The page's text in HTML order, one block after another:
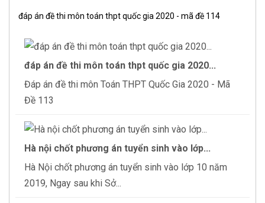
đáp án đề thi môn toán thpt quốc gia 2020 - mã đề 114
đáp án đề thi môn toán thpt quốc gia 2020...
Đáp án đề thi môn Toán THPT Quốc Gia 2020 - Mã
Đề 113
Hà nội chốt phương án tuyển sinh vào lớp...
Hà Nội chốt phương án tuyển sinh vào lớp 10 năm
2019, Ngay sau khi Sở...